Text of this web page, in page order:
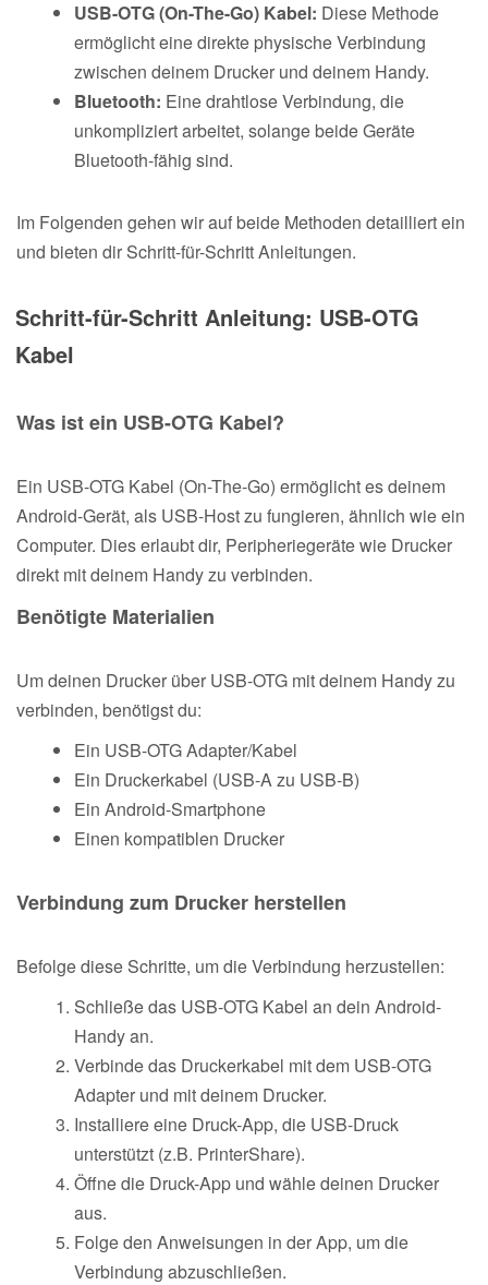
USB-OTG (On-The-Go) Kabel: Diese Methode
ermöglicht eine direkte physische Verbindung
zwischen deinem Drucker und deinem Handy.
Bluetooth: Eine drahtlose Verbindung, die
unkompliziert arbeitet, solange beide Geräte
Bluetooth-fähig sind.
Im Folgenden gehen wir auf beide Methoden detailliert ein
und bieten dir Schritt-für-Schritt Anleitungen.
Schritt-für-Schritt Anleitung: USB-OTG
Kabel
Was ist ein USB-OTG Kabel?
Ein USB-OTG Kabel (On-The-Go) ermöglicht es deinem
Android-Gerät, als USB-Host zu fungieren, ähnlich wie ein
Computer. Dies erlaubt dir, Peripheriegeräte wie Drucker
direkt mit deinem Handy zu verbinden.
Benötigte Materialien
Um deinen Drucker über USB-OTG mit deinem Handy zu
verbinden, benötigst du:
Ein USB-OTG Adapter/Kabel
Ein Druckerkabel (USB-A zu USB-B)
Ein Android-Smartphone
Einen kompatiblen Drucker
Verbindung zum Drucker herstellen
Befolge diese Schritte, um die Verbindung herzustellen:
Schließe das USB-OTG Kabel an dein Android-
Handy an.
Verbinde das Druckerkabel mit dem USB-OTG
Adapter und mit deinem Drucker.
Installiere eine Druck-App, die USB-Druck
unterstützt (z.B. PrinterShare).
Öffne die Druck-App und wähle deinen Drucker
aus.
Folge den Anweisungen in der App, um die
Verbindung abzuschließen.